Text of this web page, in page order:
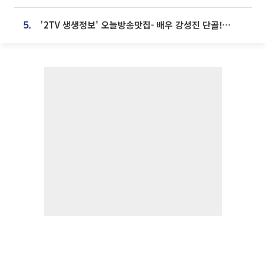
5. '2TV 생생정보' 오늘방송맛집- 배우 강성진 단골! 쌀국수ㆍ푸팟퐁 커리 맛집 '블○○○'